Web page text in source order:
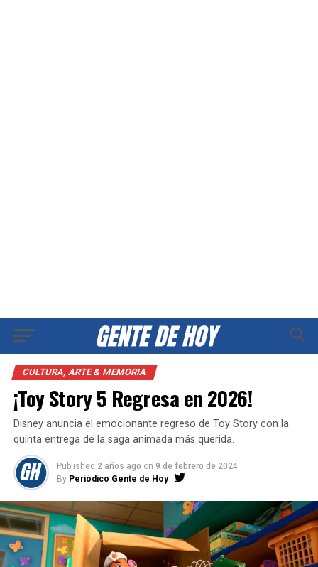
CULTURA, ARTE & MEMORIA
¡Toy Story 5 Regresa en 2026!
Disney anuncia el emocionante regreso de Toy Story con la
quinta entrega de la saga animada más querida.
Published 2 años ago on 9 de febrero de 2024
By Periódico Gente de Hoy